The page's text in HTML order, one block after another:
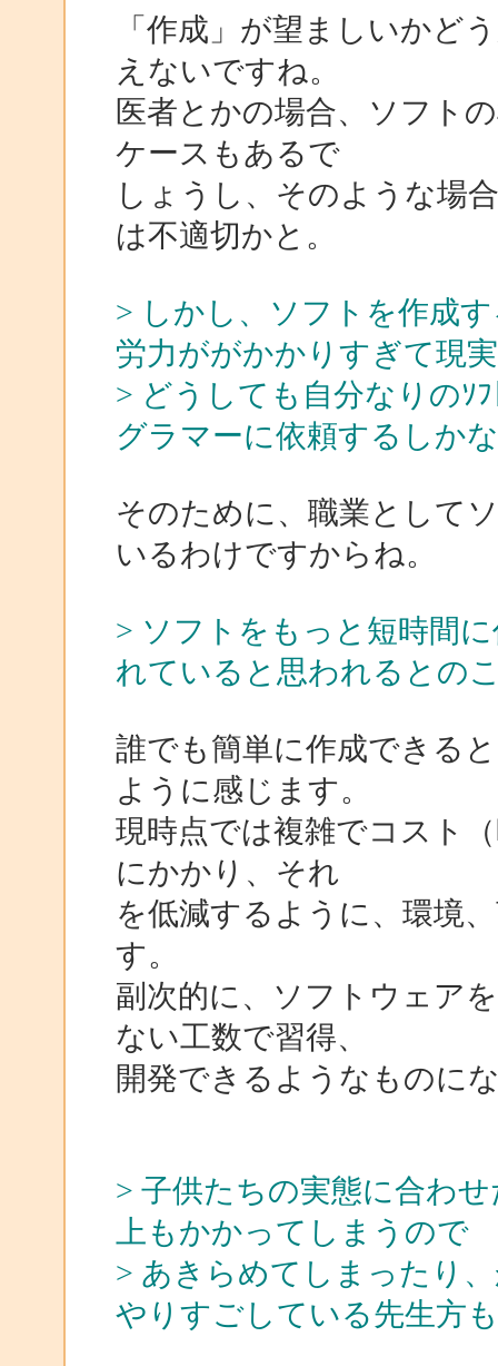
「作成」が望ましいかど
えないですね。
医者とかの場合、ソフト
ケースもあるで
しょうし、そのような場
は不適切かと。
> しかし、ソフトを作成
労力ががかかりすぎて現
> どうしても自分なりのｿ
グラマーに依頼するしか
そのために、職業として
いるわけですからね。
> ソフトをもっと短時間
れていると思われるとの
誰でも簡単に作成できる
ように感じます。
現時点では複雑でコスト
にかかり、それ
を低減するように、環境
す。
副次的に、ソフトウェア
ない工数で習得、
開発できるようなものに
> 子供たちの実態に合わ
上もかかってしまうので
> あきらめてしまったり
やりすごしている先生方